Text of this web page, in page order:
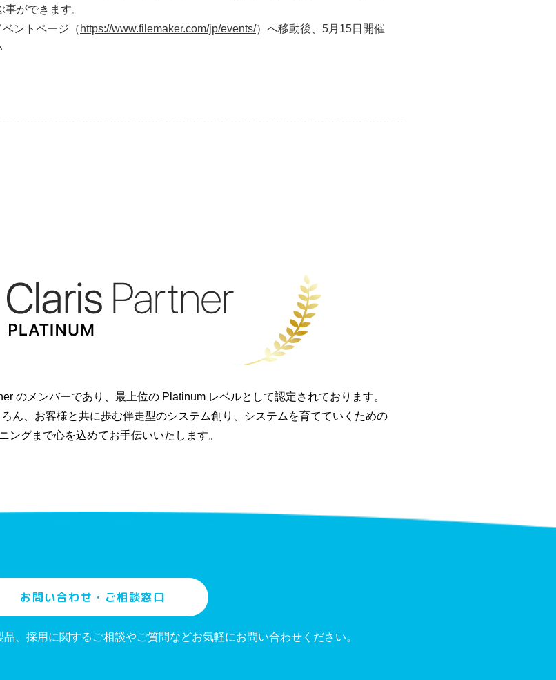
ができます。
ントページ（ https://www.filemaker.com/jp/events/）へ移動後、5月15日開催
のメンバーであり、最上位の Platinum レベルとして認定されております。
ん、お客様と共に歩む伴走型のシステム創り、システムを育てていくための
ングまで心を込めてお手伝いいたします。
お問い合わせ・ご相談窓口
、採用に関するご相談やご質問などお気軽にお問い合わせください。